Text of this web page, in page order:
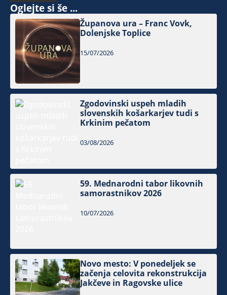
Oglejte si še ...
Županova ura – Franc Vovk,
Dolenjske Toplice
15/07/2026
Zgodovinski uspeh mladih
slovenskih košarkarjev tudi s
Krkinim pečatom
03/08/2026
59. Mednarodni tabor likovnih
samorastnikov 2026
10/07/2026
Novo mesto: V ponedeljek se
začenja celovita rekonstrukcija
Jakčeve in Ragovske ulice